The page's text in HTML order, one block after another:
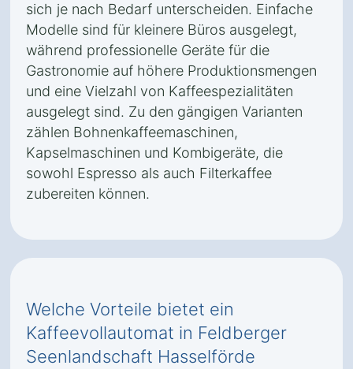
sich je nach Bedarf unterscheiden. Einfache
Modelle sind für kleinere Büros ausgelegt,
während professionelle Geräte für die
Gastronomie auf höhere Produktionsmengen
und eine Vielzahl von Kaffeespezialitäten
ausgelegt sind. Zu den gängigen Varianten
zählen Bohnenkaffeemaschinen,
Kapselmaschinen und Kombigeräte, die
sowohl Espresso als auch Filterkaffee
zubereiten können.
Welche Vorteile bietet ein
Kaffeevollautomat in Feldberger
Seenlandschaft Hasselförde